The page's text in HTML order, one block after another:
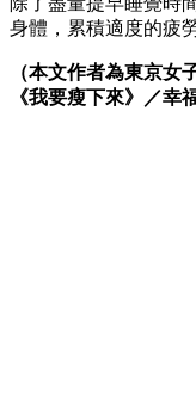
身體，累積適度的疲
（本文作者為東京女
《我要瘦下來》／幸